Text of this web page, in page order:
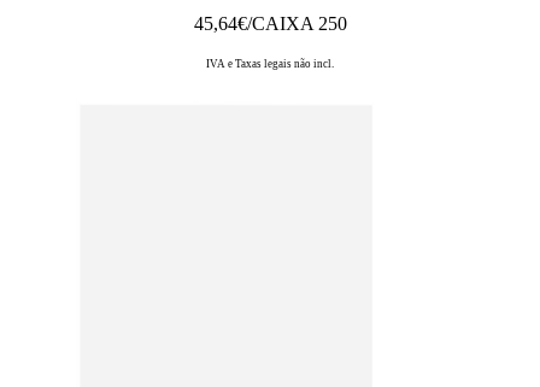
45,64€/CAIXA 250
IVA e Taxas legais não incl.